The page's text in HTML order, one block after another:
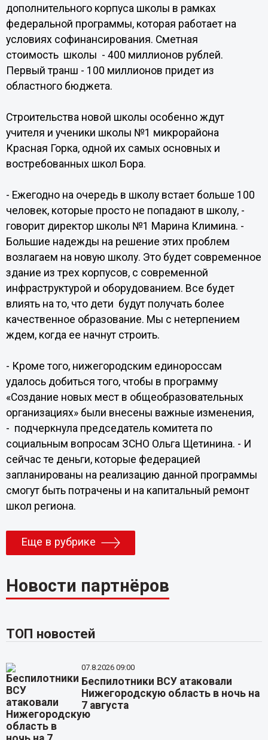
дополнительного корпуса школы в рамках
федеральной программы, которая работает на
условиях софинансирования. Сметная
стоимость школы - 400 миллионов рублей.
Первый транш - 100 миллионов придет из
областного бюджета.
Строительства новой школы особенно ждут
учителя и ученики школы №1 микрорайона
Красная Горка, одной их самых основных и
востребованных школ Бора.
- Ежегодно на очередь в школу встает больше 100
человек, которые просто не попадают в школу, -
говорит директор школы №1 Марина Климина. -
Большие надежды на решение этих проблем
возлагаем на новую школу. Это будет современное
здание из трех корпусов, с современной
инфраструктурой и оборудованием. Все будет
влиять на то, что дети будут получать более
качественное образование. Мы с нетерпением
ждем, когда ее начнут строить.
- Кроме того, нижегородским единороссам
удалось добиться того, чтобы в программу
«Создание новых мест в общеобразовательных
организациях» были внесены важные изменения,
- подчеркнула председатель комитета по
социальным вопросам ЗСНО Ольга Щетинина. - И
сейчас те деньги, которые федерацией
запланированы на реализацию данной программы
смогут быть потрачены и на капитальный ремонт
школ региона.
Еще в рубрике
Новости партнёров
ТОП новостей
07.8.2026 09:00
Беспилотники ВСУ атаковали
Нижегородскую область в ночь на
7 августа